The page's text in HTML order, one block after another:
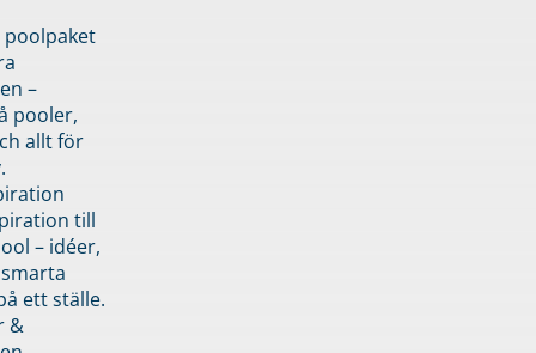
–
pooler,
allt för
till
– idéer,
ett ställe.
&